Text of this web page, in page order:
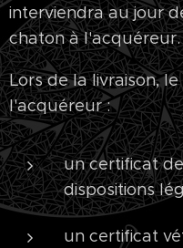
interviendra au jour
chaton à l'acquéreur.
Lors de la livraison,
l'acquéreur :
un certificat
dispositions
un certificat